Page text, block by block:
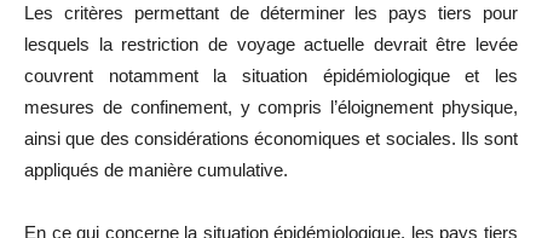
Les critères permettant de déterminer les pays tiers pour
lesquels la restriction de voyage actuelle devrait être levée
couvrent notamment la situation épidémiologique et les
mesures de confinement, y compris l’éloignement physique,
ainsi que des considérations économiques et sociales. Ils sont
appliqués de manière cumulative.
En ce qui concerne la situation épidémiologique, les pays tiers